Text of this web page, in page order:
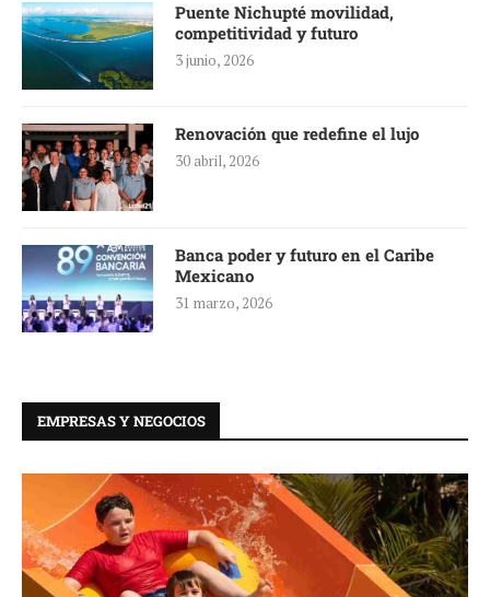
Puente Nichupté movilidad,
competitividad y futuro
3 junio, 2026
Renovación que redefine el lujo
30 abril, 2026
Banca poder y futuro en el Caribe
Mexicano
31 marzo, 2026
EMPRESAS Y NEGOCIOS